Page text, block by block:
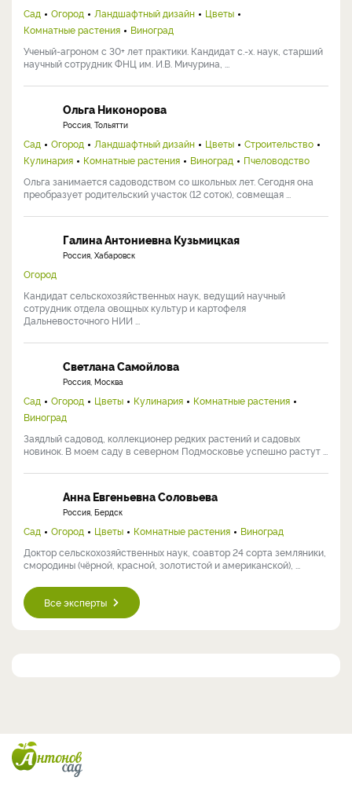
Сад Огород Ландшафтный дизайн
Цветы
Комнатные растения
Виноград
Ученый-агроном с 30+ лет практики. Кандидат с.-х. наук, старший
научный сотрудник ФНЦ им. И.В. Мичурина, ...
Ольга Никонорова
Россия, Тольятти
Сад Огород Ландшафтный дизайн Цветы
Строительство
Кулинария
Комнатные растения Виноград
Пчеловодство
Ольга занимается садоводством со школьных лет. Сегодня она
преобразует родительский участок (12 соток), совмещая ...
Галина Антониевна Кузьмицкая
Россия, Хабаровск
Огород
Кандидат сельскохозяйственных наук, ведущий научный
сотрудник отдела овощных культур и картофеля
Дальневосточного НИИ ...
Светлана Самойлова
Россия, Москва
Сад Огород Цветы Кулинария
Комнатные растения
Виноград
Заядлый садовод, коллекционер редких растений и садовых
новинок. В моем саду в северном Подмосковье успешно растут ...
Анна Евгеньевна Соловьева
Россия, Бердск
Сад Огород Цветы Комнатные растения
Виноград
Доктор сельскохозяйственных наук, соавтор 24 сорта земляники,
смородины (чёрной, красной, золотистой и американской), ...
Все эксперты